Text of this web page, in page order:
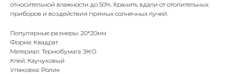
относительной влажности до 50%. Хранить вдали от отопительных
приборов и воздействия прямых солнечных лучей.
Популярные размеры: 20*20мм
Форма: Квадрат
Материал: Термобумага ЭКО
Клей: Каучуковый
Упаковка: Ролик